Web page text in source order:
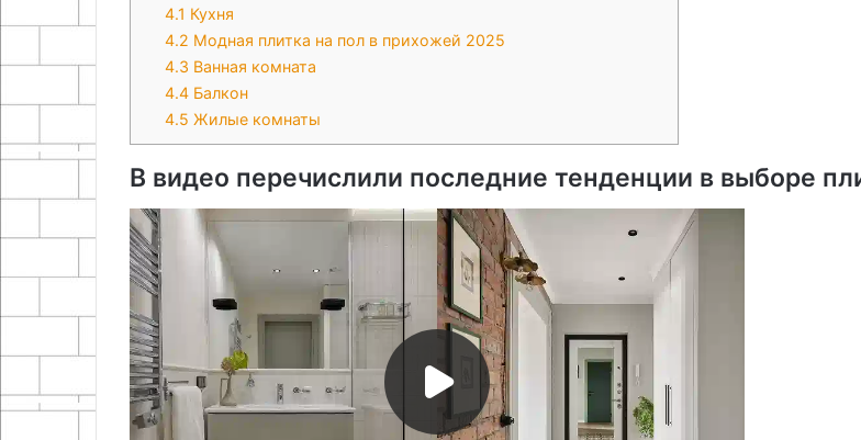
4.1 Кухня
4.2 Модная плитка на пол в прихожей 2025
4.3 Ванная комната
4.4 Балкон
4.5 Жилые комнаты
В видео перечислили последние тенденции в выборе